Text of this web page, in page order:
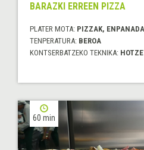
BARAZKI ERREEN PIZZA
PLATER MOTA: PIZZAK,
TENPERATURA: BEROA
KONTSERBATZEKO TEKNIKA:
60 min